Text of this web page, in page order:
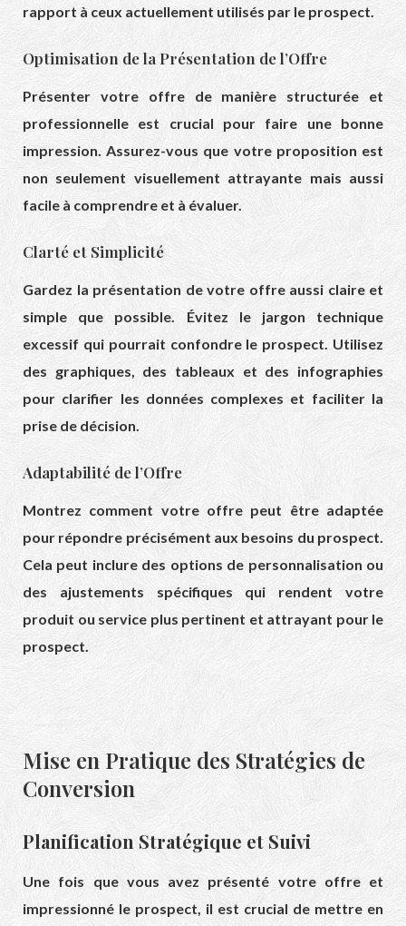
rapport à ceux actuellement utilisés par le prospect.
Optimisation de la Présentation de l’Offre
Présenter votre offre de manière structurée et
professionnelle est crucial pour faire une bonne
impression. Assurez-vous que votre proposition est
non seulement visuellement attrayante mais aussi
facile à comprendre et à évaluer.
Clarté et Simplicité
Gardez la présentation de votre offre aussi claire et
simple que possible. Évitez le jargon technique
excessif qui pourrait confondre le prospect. Utilisez
des graphiques, des tableaux et des infographies
pour clarifier les données complexes et faciliter la
prise de décision.
Adaptabilité de l’Offre
Montrez comment votre offre peut être adaptée
pour répondre précisément aux besoins du prospect.
Cela peut inclure des options de personnalisation ou
des ajustements spécifiques qui rendent votre
produit ou service plus pertinent et attrayant pour le
prospect.
Mise en Pratique des Stratégies de
Conversion
Planification Stratégique et Suivi
Une fois que vous avez présenté votre offre et
impressionné le prospect, il est crucial de mettre en